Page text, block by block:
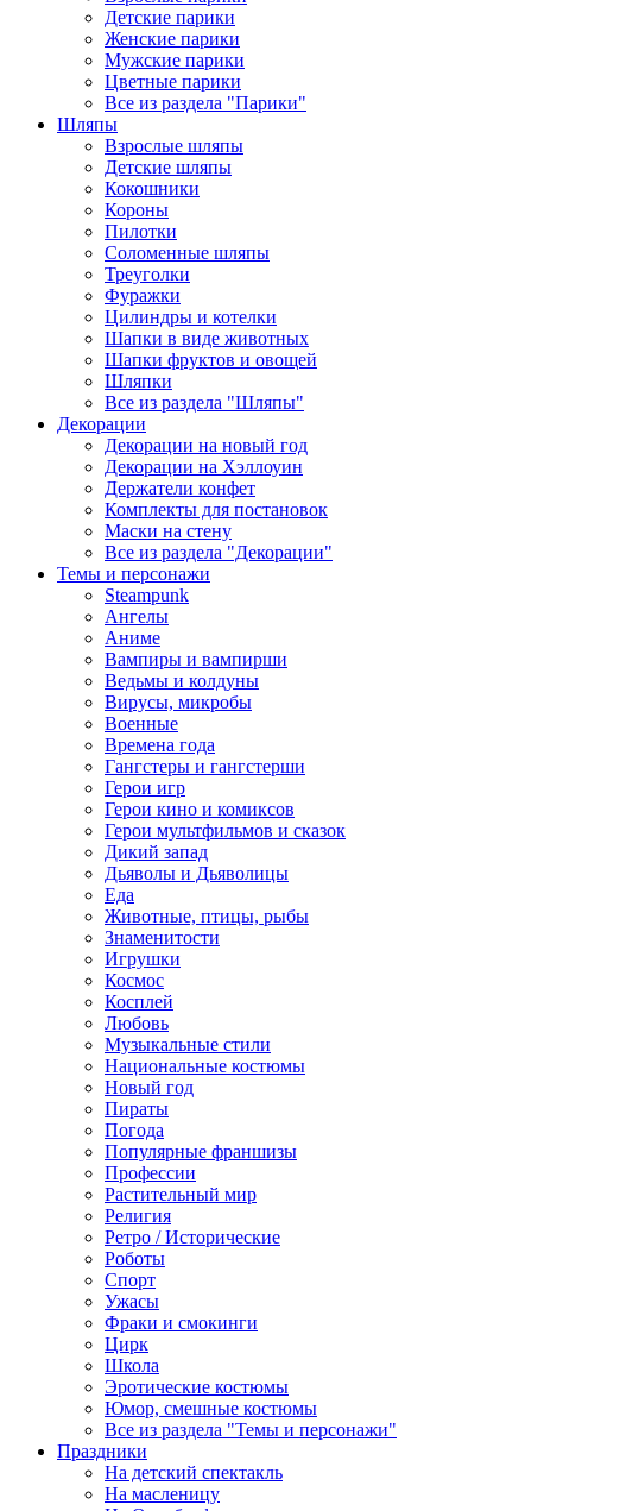
Детские парики
Женские парики
Мужские парики
Цветные парики
Все из раздела "Парики"
Шляпы
Взрослые шляпы
Детские шляпы
Кокошники
Короны
Пилотки
Соломенные шляпы
Треуголки
Фуражки
Цилиндры и котелки
Шапки в виде животных
Шапки фруктов и овощей
Шляпки
Все из раздела "Шляпы"
Декорации
Декорации на новый год
Декорации на Хэллоуин
Держатели конфет
Комплекты для постановок
Маски на стену
Все из раздела "Декорации"
Темы и персонажи
Steampunk
Ангелы
Аниме
Вампиры и вампирши
Ведьмы и колдуны
Вирусы, микробы
Военные
Времена года
Гангстеры и гангстерши
Герои игр
Герои кино и комиксов
Герои мультфильмов и сказок
Дикий запад
Дьяволы и Дьяволицы
Еда
Животные, птицы, рыбы
Знаменитости
Игрушки
Космос
Косплей
Любовь
Музыкальные стили
Национальные костюмы
Новый год
Пираты
Погода
Популярные франшизы
Профессии
Растительный мир
Религия
Ретро / Исторические
Роботы
Спорт
Ужасы
Фраки и смокинги
Цирк
Школа
Эротические костюмы
Юмор, смешные костюмы
Все из раздела "Темы и персонажи"
Праздники
На детский спектакль
На масленицу